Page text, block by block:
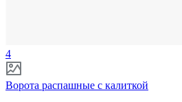
4
Ворота распашные с калиткой